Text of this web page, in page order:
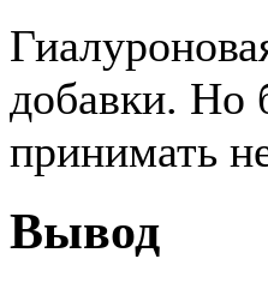
добавки. Но
принимать
Вывод